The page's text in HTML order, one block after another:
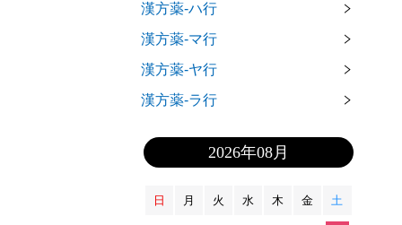
漢方薬-ハ行
漢方薬-マ行
漢方薬-ヤ行
漢方薬-ラ行
2026年08月
日 月 火 水 木 金 土